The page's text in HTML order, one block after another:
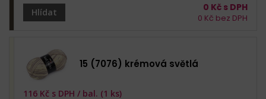
Hlídat 0 Kč s DPH
0 Kč bez DPH
15 (7076) krémová světlá
116 Kč s DPH / bal. (1 ks)